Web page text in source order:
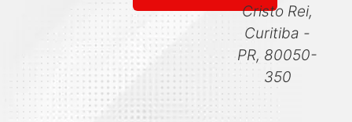
Cristo Rei,
Curitiba -
PR, 80050-
350